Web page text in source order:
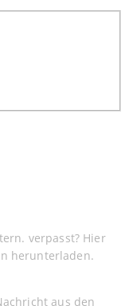
verpasst? Hier
herunterladen.
aus den